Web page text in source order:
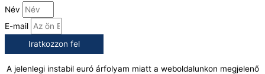
Név
E-mail
Iratkozzon fel
A jelenlegi instabil euró árfolyam miatt a weboldalunkon megjelenő